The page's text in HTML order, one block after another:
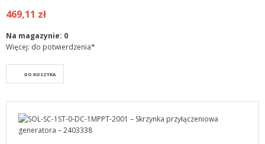
469,11 zł
Na magazynie: 0
Więcej: do potwierdzenia*
DO KOSZYKA